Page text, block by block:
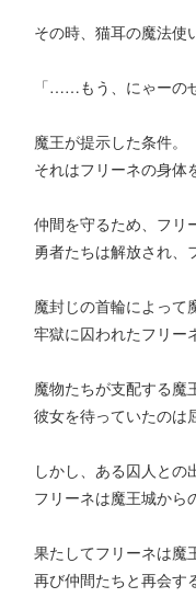
その時、猫耳の魔法使
「……もう、にゃーの
魔王が提示した条件。
それはフリーネの身体
仲間を守るため、フリ
勇者たちは解放され、
魔封じの首輪によって
牢獄に囚われたフリー
魔物たちが支配する魔
彼女を待っていたのは
しかし、ある囚人との
フリーネは魔王城から
果たしてフリーネは魔
再び仲間たちと再会す